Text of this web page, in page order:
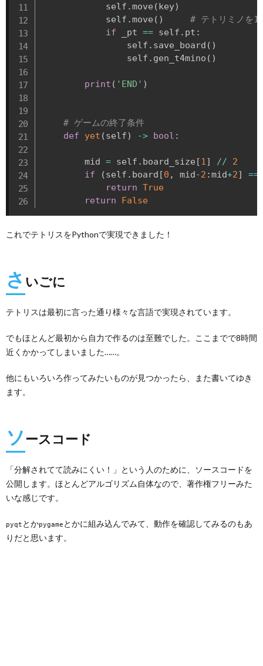
            self
.move (key)
            self
.move ( )
# テトリミノを1
if _pt == self . pt :
                self
. save_board ( )
                self
. gen_t4mino ( )
print ( 'END' )
# ゲームの終了条件
def
yet (self) -> bool :
        mid
= self . board_size [1 ] //
2
if
(self . board [0 , mid-2 :mid+2]
==
return True
return
False
これでテトリスをPythonで実現できました！
さ いごに
テトリスは最初に言った通り様々な言語で実現されています。
でもほとんど最初から自力で作るのは至難でした。ここまでで8時間
近くかかってしまいました……。
他にもいろいろ作ってみたいものが見つかったら、また書いてゆき
ます。
ソ ースコード
「分解されてて読みにくい！」という人のために、ソースコードを
公開します。ほとんどアルゴリズム自体なので、著作権フリーみた
いな感じです。
pyqt とかpygame とかに組み込んでみて、動作を確認してみるのもあ
りだと思います。